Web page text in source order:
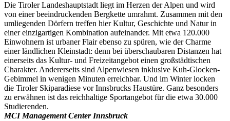
Die Tiroler Landeshauptstadt liegt im Herzen der Alpen und wird
von einer beeindruckenden Bergkette umrahmt. Zusammen mit den
umliegenden Dörfern treffen hier Kultur, Geschichte und Natur in
einer einzigartigen Kombination aufeinander. Mit etwa 120.000
Einwohnern ist urbaner Flair ebenso zu spüren, wie der Charme
einer ländlichen Kleinstadt: denn bei überschaubaren Distanzen hat
einerseits das Kultur- und Freizeitangebot einen großstädtischen
Charakter. Andererseits sind Alpenwiesen inklusive Kuh-Glocken-
Gebimmel in wenigen Minuten erreichbar. Und im Winter locken
die Tiroler Skiparadiese vor Innsbrucks Haustüre. Ganz besonders
zu erwähnen ist das reichhaltige Sportangebot für die etwa 30.000
Studierenden.
MCI Management Center Innsbruck